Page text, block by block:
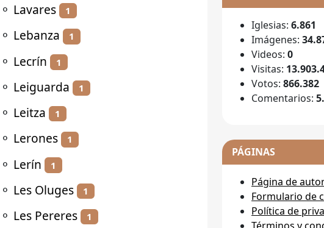
⚬ Lavares 1
⚬ Lebanza 1
⚬ Lecrín 1
⚬ Leiguarda 1
⚬ Leitza 1
⚬ Lerones 1
⚬ Lerín 1
⚬ Les Oluges 1
⚬ Les Pereres 1
Iglesias: 6.861
Imágenes:
Videos: 0
Visitas:
Votos: 866.382
Comentarios:
PÁGINAS
Página de
Formulario de
Política de